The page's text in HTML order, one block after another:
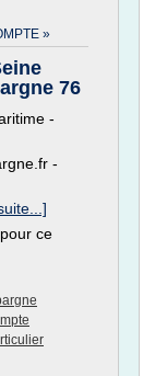
»
76
-
-
ce